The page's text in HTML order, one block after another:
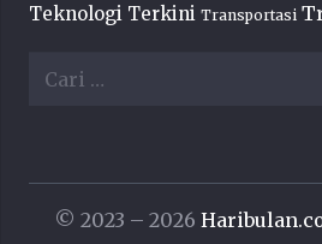
Teknologi Terkini Transportasi
Cari
© 2023 – 2026